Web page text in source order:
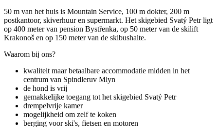
50 m van het huis is Mountain Service, 100 m dokter, 200 m
postkantoor, skiverhuur en supermarkt. Het skigebied Svatý Petr ligt
op 400 meter van pension Bystřenka, op 50 meter van de skilift
Krakonoš en op 150 meter van de skibushalte.
Waarom bij ons?
kwaliteit maar betaalbare accommodatie midden in het
centrum van Spindleruv Mlyn
de hond is vrij
gemakkelijke toegang tot het skigebied Svatý Petr
drempelvrije kamer
mogelijkheid om zelf te koken
berging voor ski's, fietsen en motoren